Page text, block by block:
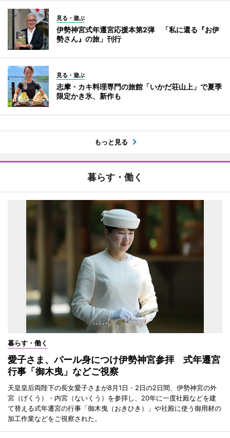
見る・遊ぶ
伊勢神宮式年遷宮応援本第2弾 「私に還る『お伊
勢さん』の旅」刊行
見る・遊ぶ
志摩・カキ料理専門の旅館「いかだ荘山上」で夏季
限定かき氷、新作も
もっと見る
暮らす・働く
暮らす・働く
愛子さま、パール身につけ伊勢神宮参拝 式年遷宮
行事「御木曳」などご視察
天皇皇后両陛下の長女愛子さまが8月1日・2日の2日間、伊勢神宮の外
宮（げくう）・内宮（ないくう）を参拝し、20年に一度社殿などを建
て替える式年遷宮の行事「御木曳（おきひき）」や社殿に使う御用材の
加工作業などをご視察された。